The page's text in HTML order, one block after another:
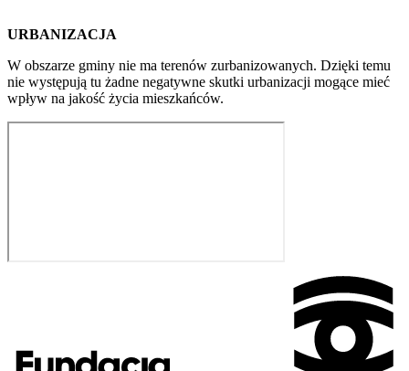
URBANIZACJA
W obszarze gminy nie ma terenów zurbanizowanych. Dzięki temu
nie występują tu żadne negatywne skutki urbanizacji mogące mieć
wpływ na jakość życia mieszkańców.